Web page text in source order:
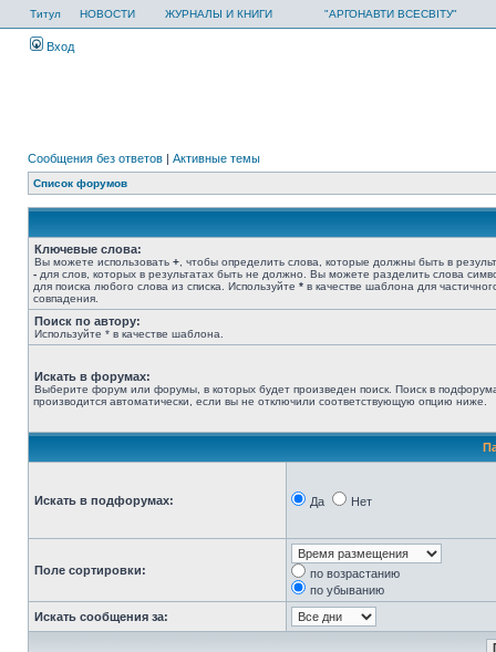
Титул НОВОСТИ ЖУРНАЛЫ И КНИГИ "АРГОНАВТИ ВСЕСВІТУ"
Вход
Сообщения без ответов | Активные темы
Список форумов
Ключевые слова:
Вы можете использовать + , чтобы определить слова, которые должны быть в
- для слов, которых в результатах быть не должно. Вы можете разделить слова
для поиска любого слова из списка. Используйте * в качестве шаблона для
совпадения.
Поиск по автору:
Используйте * в качестве шаблона.
Искать в форумах:
Выберите форум или форумы, в которых будет произведен поиск. Поиск в
производится автоматически, если вы не отключили соответствующую опцию ниже.
Искать в подфорумах: Да Нет
Поле сортировки:
по возрастанию
по убыванию
Искать сообщения за: